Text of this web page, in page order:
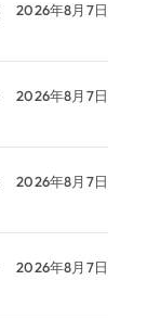
2026年8月7日
2026年8月7日
2026年8月7日
2026年8月7日